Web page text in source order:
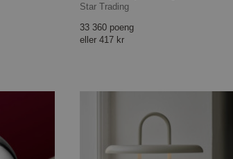
Star Trading
33 360 poeng
eller 417 kr